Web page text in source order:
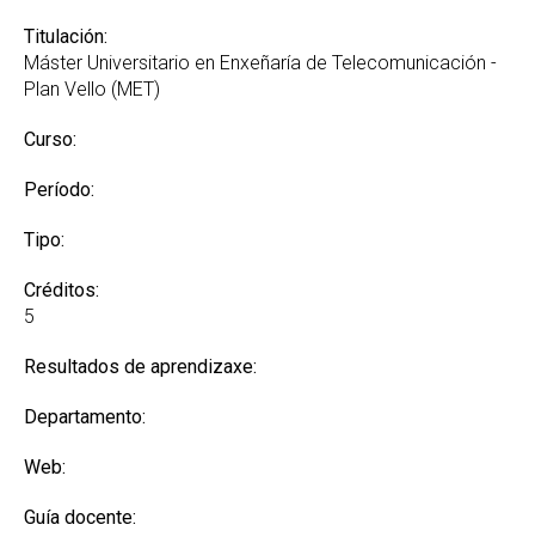
Titulación:
Máster Universitario en Enxeñaría de Telecomunicación -
Plan Vello (MET)
Curso:
Período:
Tipo:
Créditos:
5
Resultados de aprendizaxe:
Departamento:
Web:
Guía docente: